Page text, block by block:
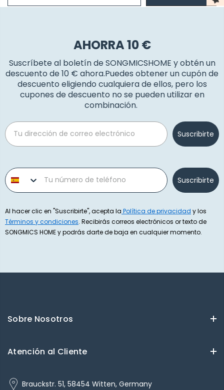
AHORRA 10 €
Suscríbete al boletín de SONGMICSHOME y obtén un
descuento de 10 € ahora.Puedes obtener un cupón de
descuento eligiendo cualquiera de ellos, pero los
cupones de descuento no se pueden utilizar en
combinación.
Email
Suscribirte
Phone number
Suscribirte
Al hacer clic en "Suscribirte", acepta la Política de privacidad y los
Términos y condiciones. Recibirás correos electrónicos or texto de
SONGMICS HOME y podrás darte de baja en cualquier momento.
Sobre Nosotros
Atención al Cliente
Brauckstr. 51, 58454 Witten, Germany